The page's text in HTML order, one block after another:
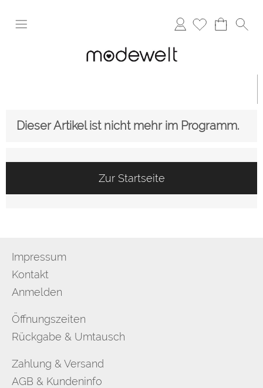
Anmelden
Dieser Artikel ist nicht mehr im Programm.
Zur Startseite
Impressum
Kontakt
Anmelden
Öffnungszeiten
Rückgabe & Umtausch
Zahlung & Versand
AGB & Kundeninfo